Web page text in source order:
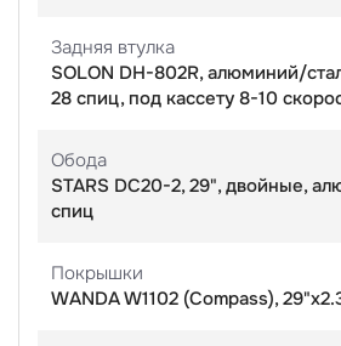
Задняя втулка
SOLON DH-802R, алюминий/
28 спиц, под кассету 8-10
Обода
STARS DC20-2, 29", двойные,
спиц
Покрышки
WANDA W1102 (Compass),